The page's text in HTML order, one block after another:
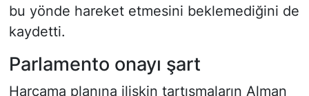
bu yönde hareket etmesini beklemediğini de
kaydetti.
Parlamento onayı şart
Harcama planına ilişkin tartışmaların Alman